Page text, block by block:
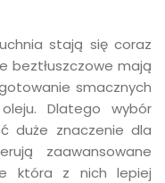
stają się coraz
beztłuszczowe mają
smacznych
Dlatego wybór
duże znaczenie dla
zaawansowane
która z nich lepiej